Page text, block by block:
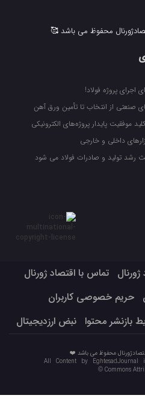
محفوظ می باشد 🥰
اجرای پروژه فولاد!
صنعتی از انتخاب تا تأمین ورق آهن
موفقیت پایدار پروژه‌های الکترونیکی
داخلی و خارجی
رشد تولید و صادرات فولاد می شود
تماس با اقتصاد ژورنال
حریم خصوصی کاربران
بازنشر محتوا نبض ارزدیجیتال
محفوظ می باشد ❤️
All Content by
Commons